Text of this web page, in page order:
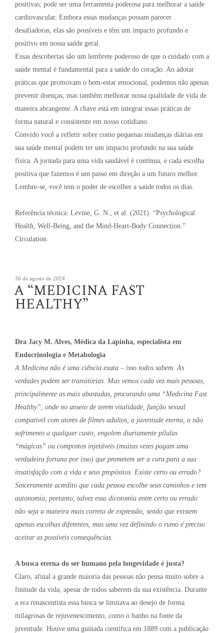
positivas, pode ser uma ferramenta poderosa para melhorar a saúde
cardiovascular. Embora essas mudanças possam parecer
desafiadoras, elas são possíveis e têm um impacto profundo e
positivo em nossa saúde geral.
Essas descobertas são um lembrete poderoso de que o cuidado com a
saúde mental é fundamental para a saúde do coração. Ao adotar
práticas que promovam o bem-estar emocional, podemos não apenas
prevenir doenças, mas também melhorar nossa qualidade de vida de
maneira abrangente. A chave está em integrar essas práticas de
forma natural e consistente em nosso cotidiano.
Convido você a refletir sobre como pequenas mudanças diárias em
sua saúde mental podem ter um impacto profundo na sua saúde
física. A jornada para uma vida saudável é contínua, e cada escolha
positiva que fazemos é um passo em direção a um futuro melhor.
Lembre-se, você tem o poder de escolher a saúde todos os dias.
Referência técnica: Levine, G. N., et al. (2021). “Psychological
Health, Well-Being, and the Mind-Heart-Body Connection.”
Circulation.
Publicado
em
30 de agosto de 2024
A “MEDICINA FAST
HEALTHY”
Dra Jacy M. Alves, Médica da Lapinha, especialista em
Endocrinologia e Metabologia
A Medicina não é uma ciência exata – isso todos sabem. As
verdades podem ser transitórias. Mas vemos cada vez mais pessoas,
principalmente as mais abastadas, procurando uma “Medicina Fast
Healthy”, onde no anseio de terem vitalidade, função sexual
compatível com atores de filmes adultos, a juventude eterna, o não
sofrimento a qualquer custo, engolem diariamente pílulas
“mágicas” ou compostos injetáveis (muitas vezes pagam uma
verdadeira fortuna por isso) que prometem ser a cura para a sua
insatisfação com a vida e seus propósitos. Existe certo ou errado?
Sinceramente acredito que cada pessoa escolhe seus caminhos e tem
autonomia, portanto, talvez essa dicotomia entre certo ou errado
não seja a maneira mais correta de expressão, sendo que existem
apenas escolhas diferentes, mas uma vez definindo o rumo é preciso
aceitar as possíveis consequências.
A busca eterna do ser humano pela longevidade é justa?
Claro, afinal a grande maioria das pessoas não pensa muito sobre a
finitude da vida, apesar de todos saberem da sua existência. Durante
a era renascentista essa busca se limitava ao desejo de forma
milagrosas de rejuvenescimento, como o banho na fonte da
juventude. Houve uma guinada científica em 1889 com a publicação